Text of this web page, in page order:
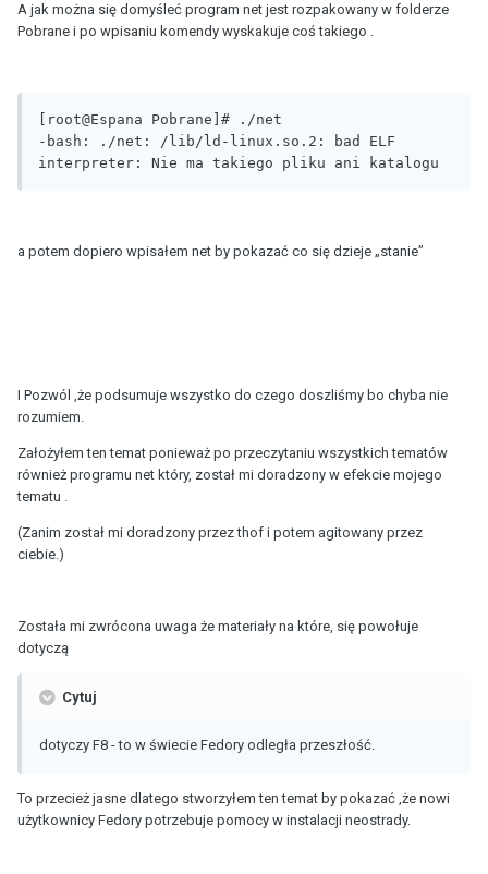
A jak można się domyśleć program net jest rozpakowany w folderze
Pobrane i po wpisaniu komendy wyskakuje coś takiego .
[root@Espana Pobrane]# ./net
-bash: ./net: /lib/ld-linux.so.2: bad ELF
interpreter: Nie ma takiego pliku ani katalogu
a potem dopiero wpisałem net by pokazać co się dzieje „stanie”
I Pozwól ,że podsumuje wszystko do czego doszliśmy bo chyba nie
rozumiem.
Założyłem ten temat ponieważ po przeczytaniu wszystkich tematów
również programu net który, został mi doradzony w efekcie mojego
tematu .
(Zanim został mi doradzony przez thof i potem agitowany przez
ciebie.)
Została mi zwrócona uwaga że materiały na które, się powołuje
dotyczą
Cytuj
dotyczy F8 - to w świecie Fedory odległa przeszłość.
To przecież jasne dlatego stworzyłem ten temat by pokazać ,że nowi
użytkownicy Fedory potrzebuje pomocy w instalacji neostrady.